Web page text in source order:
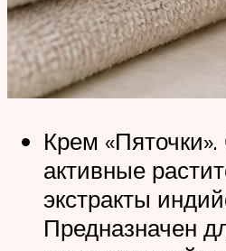
Крем
активные
экстракты
Предназначен